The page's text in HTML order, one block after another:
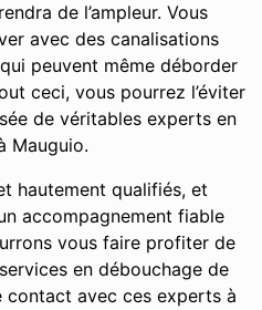
de l’ampleur. Vous
avec des canalisations
peuvent même déborder
ceci, vous pourrez l’éviter
de véritables experts en
Mauguio.
hautement qualifiés, et
accompagnement fiable
vous faire profiter de
en débouchage de
contact avec ces experts à